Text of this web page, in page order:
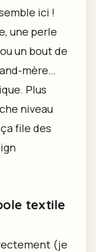
ici !
une perle
un bout de
mère…
Plus
niveau
file des
textile
(je